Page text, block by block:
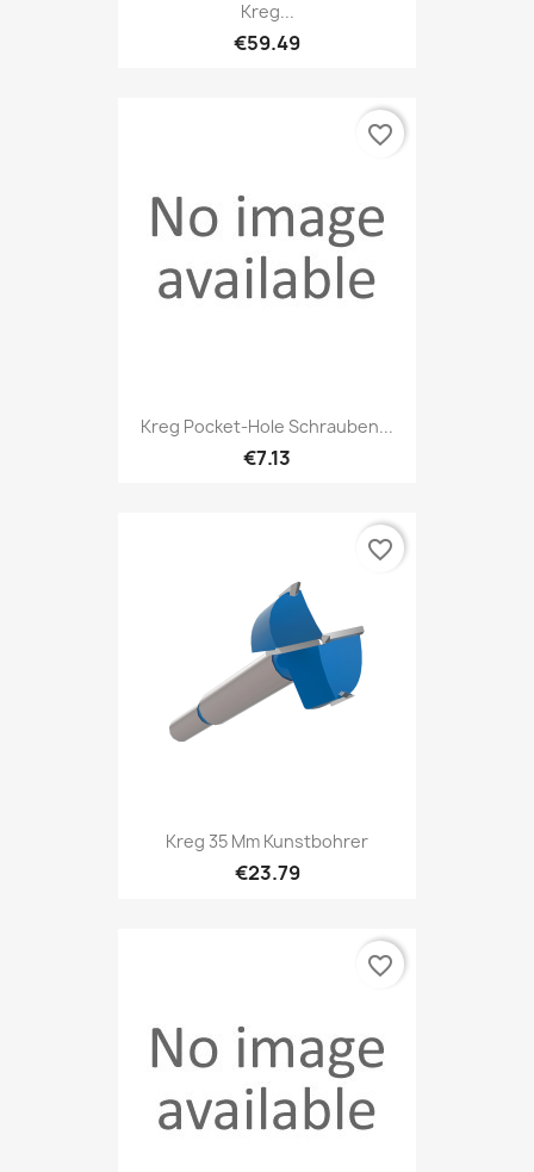
Kreg...
€59.49
Kreg Pocket-Hole Schrauben...
€7.13
favorite_border
Kreg 35 Mm Kunstbohrer
€23.79
favorite_border
favorite_border